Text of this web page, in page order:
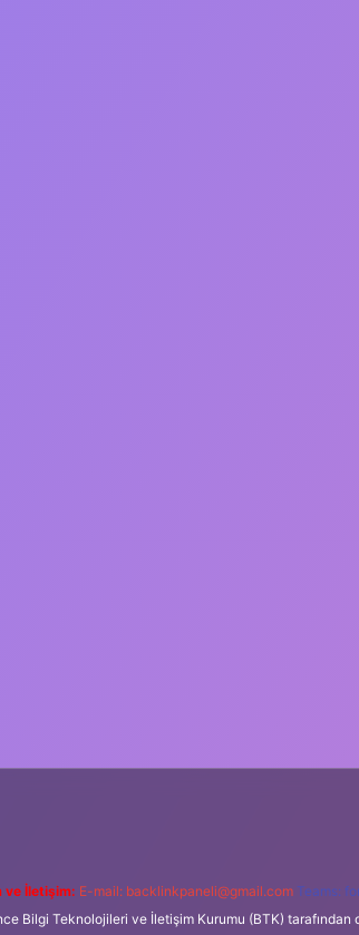
ve İletişim: E-mail: backlinkpaneli@gmail.com Teams:
Bilgi Teknolojileri ve İletişim Kurumu (BTK)